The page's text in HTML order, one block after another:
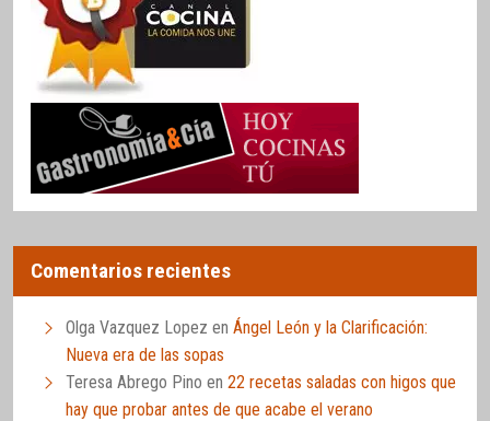
Comentarios recientes
Olga Vazquez Lopez en Ángel León y la Clarificación:
Nueva era de las sopas
Teresa Abrego Pino en 22 recetas saladas con higos que
hay que probar antes de que acabe el verano